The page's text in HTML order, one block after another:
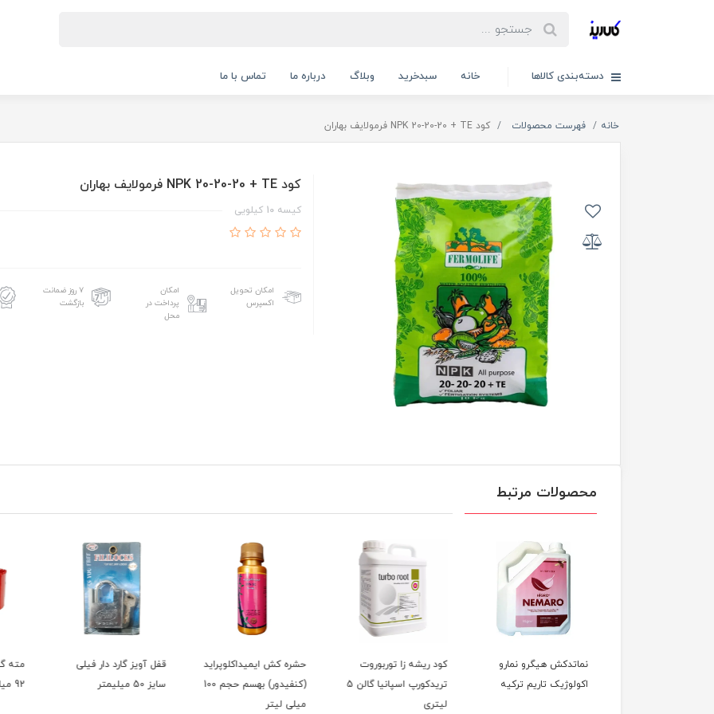
دسته‌بندی کالاها خانه سبدخرید وبلاگ درباره ما تماس با ما
خانه فهرست محصولات کود NPK 20-20-20 + TE فرمولایف بهاران
کود NPK 20-20-20 + TE فرمولایف بهاران
کیسه 10 کیلویی
امکان تحویل
اکسپرس
امکان
پرداخت در
محل
۷ روز ضمانت
بازگشت
محصولات مرتبط
کود ریشه زا توربوروت
حشره کش ایمیداکلوپراید
(کنفیدور) بهسم حجم 100
میلی لیتر
قفل آویز گارد دار فیلی
سایز 50 میلیمتر
مته گردبر فلز فیدا سایز
92 میلیمتر
کرم
حجم 200 میلی لیتر